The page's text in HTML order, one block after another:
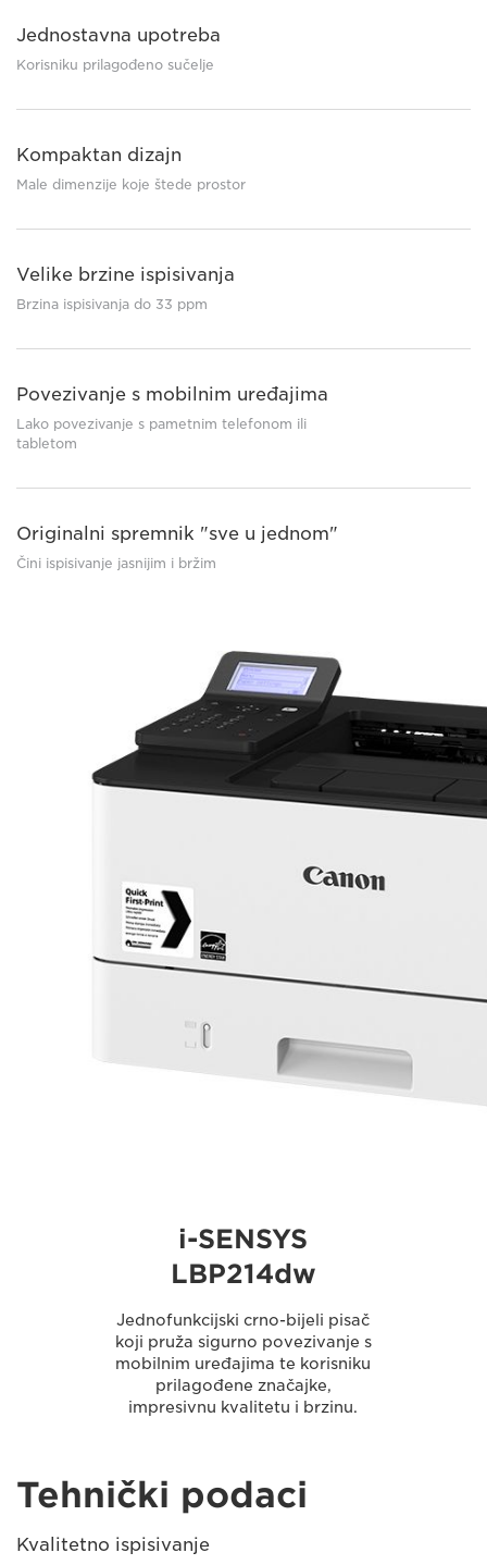
Jednostavna upotreba
Korisniku prilagođeno sučelje
Kompaktan dizajn
Male dimenzije koje štede prostor
Velike brzine ispisivanja
Brzina ispisivanja do 33 ppm
Povezivanje s mobilnim uređajima
Lako povezivanje s pametnim telefonom ili
tabletom
Originalni spremnik "sve u jednom"
Čini ispisivanje jasnijim i bržim
i-SENSYS
LBP214dw
Jednofunkcijski crno-bijeli pisač
koji pruža sigurno povezivanje s
mobilnim uređajima te korisniku
prilagođene značajke,
impresivnu kvalitetu i brzinu.
Tehnički podaci
Kvalitetno ispisivanje